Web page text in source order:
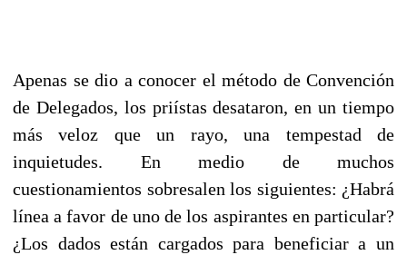
Apenas se dio a conocer el método de Convención
de Delegados, los priístas desataron, en un tiempo
más veloz que un rayo, una tempestad de
inquietudes. En medio de muchos
cuestionamientos sobresalen los siguientes: ¿Habrá
línea a favor de uno de los aspirantes en particular?
¿Los dados están cargados para beneficiar a un